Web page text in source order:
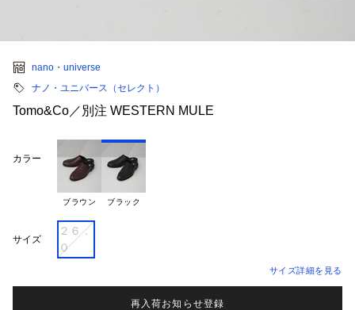
nano・universe
ナノ・ユニバース（セレクト）
Tomo&Co／別注 WESTERN MULE
カラー
ブラウン ブラック
サイズ
２６．
０
サイズ詳細を見る
再入荷お知らせ登録